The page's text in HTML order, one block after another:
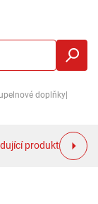
doplňky
produkt